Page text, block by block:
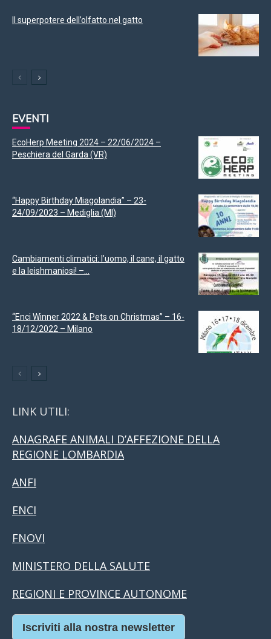
Il superpotere dell’olfatto nel gatto
EVENTI
EcoHerp Meeting 2024 – 22/06/2024 –
Peschiera del Garda (VR)
“Happy Birthday Miagolandia” – 23-
24/09/2023 – Mediglia (MI)
Cambiamenti climatici: l’uomo, il cane, il gatto
e la leishmaniosi! –...
“Enci Winner 2022 & Pets on Christmas” – 16-
18/12/2022 – Milano
LINK UTILI:
ANAGRAFE ANIMALI D’AFFEZIONE DELLA
REGIONE LOMBARDIA
ANFI
ENCI
FNOVI
MINISTERO DELLA SALUTE
REGIONI E PROVINCE AUTONOME
Iscriviti alla nostra newsletter